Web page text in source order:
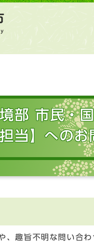
境部 市民・
当】へのお
、趣旨不明な問い合わ